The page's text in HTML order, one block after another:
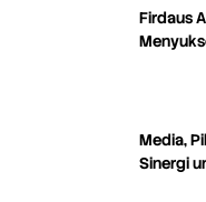
Firdaus
Media,
Sinergi